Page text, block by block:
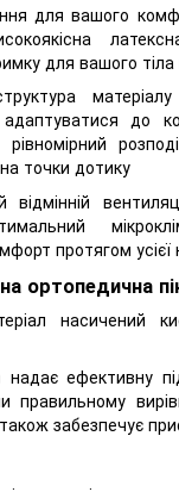
для вашого
для вашого
до
рівномірний
на точки дотику
відмінній
протягом усієї
ортопедична
насичений
надає ефективну
правильному
забезпечує